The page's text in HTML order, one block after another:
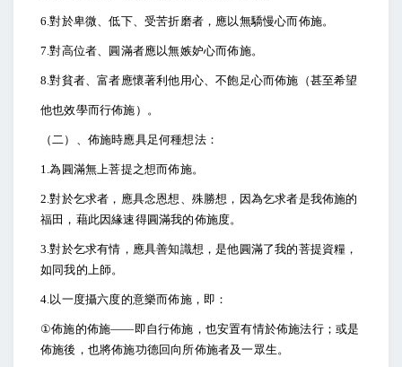
6.對於卑微、低下、受苦折磨者，應以無驕慢心而佈施。
7.對高位者、圓滿者應以無嫉妒心而佈施。
8.對貧者、富者應懷著利他用心、不飽足心而佈施（甚至希望
他也效學而行佈施）。
（二）、佈施時應具足何種想法：
1.為圓滿無上菩提之想而佈施。
2.對於乞求者，應具念恩想、殊勝想，因為乞求者是我佈施的
福田，藉此因緣速得圓滿我的佈施度。
3.對於乞求有情，應具善知識想，是他圓滿了我的菩提資糧，
如同我的上師。
4.以一度攝六度的意樂而佈施，即：
①佈施的佈施――即自行佈施，也安置有情於佈施法行；或是
佈施後，也將佈施功德回向所佈施者及一眾生。